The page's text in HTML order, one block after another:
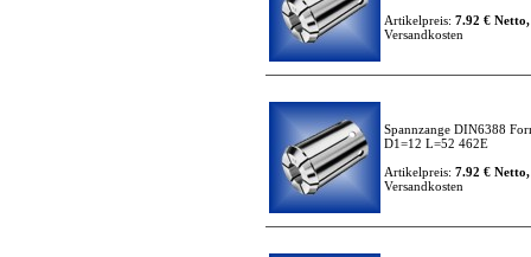
Artikelpreis: 7.92 €
Versandkosten
Spannzange DIN6388
D1=12 L=52 462E
Artikelpreis: 7.92 €
Versandkosten